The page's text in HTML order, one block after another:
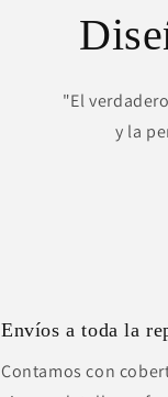
"El
y la
Envíos a toda la
Contamos con